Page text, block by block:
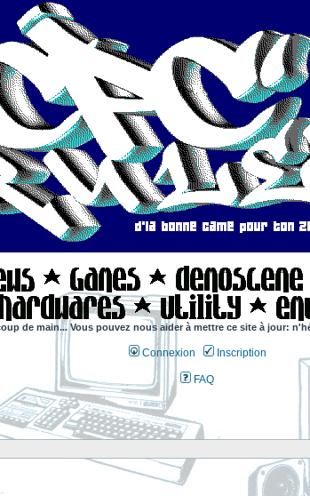
de main... Vous pouvez nous aider à mettre ce site à jour:
Connexion Inscription
FAQ